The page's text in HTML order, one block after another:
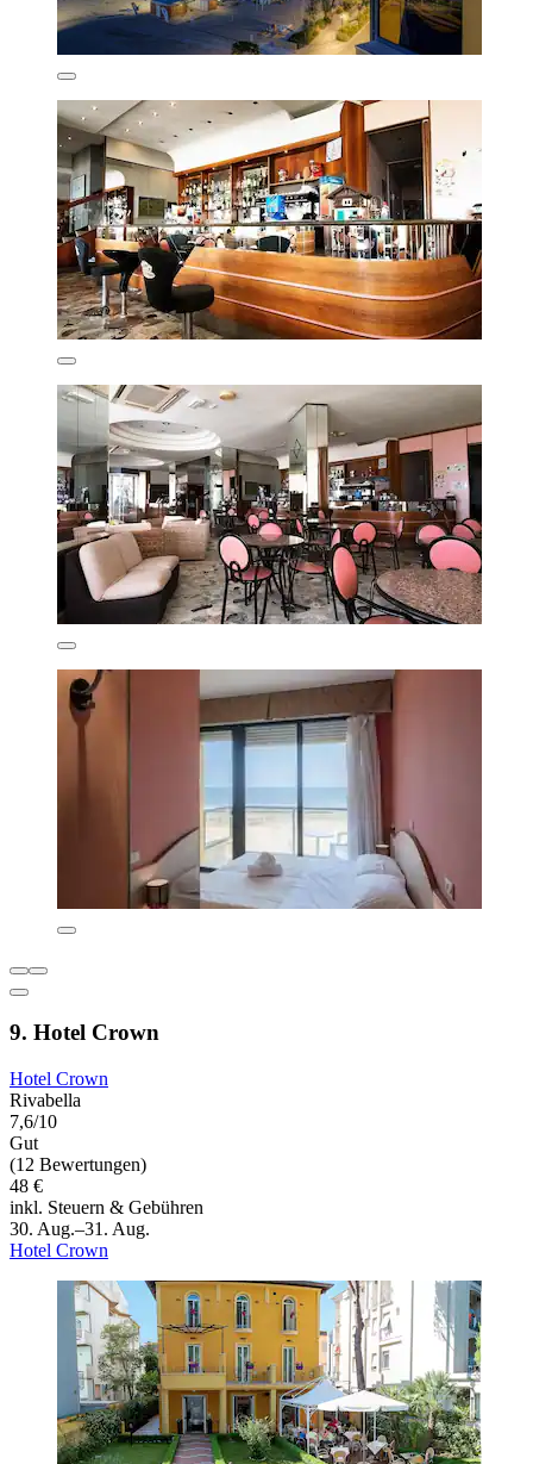
9. Hotel Crown
Hotel Crown
Rivabella
7,6/10
Gut
(12 Bewertungen)
48 €
inkl. Steuern & Gebühren
30. Aug.–31. Aug.
Hotel Crown